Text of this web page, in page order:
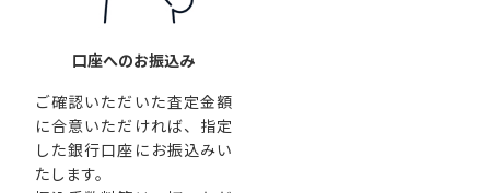
口座へのお振込み
ご確認いただいた査定金額
に合意いただければ、指定
した銀行口座にお振込みい
たします。